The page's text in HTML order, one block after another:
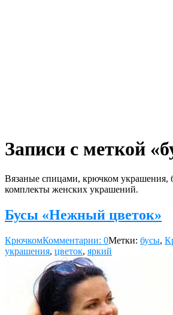
Записи с меткой
Вязаные спицами, крючком украшения,
комплекты женских украшений.
Бусы «Нежный цветок»
КрючкомКомментарии: 0Метки: бусы,
украшения, цветок, яркий